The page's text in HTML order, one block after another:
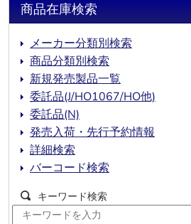
商品在庫検索
メーカー分類別検索
商品分類別検索
新規発売製品一覧
委託品(J/HO1067/HO他)
委託品(N)
発売入荷・先行予約情報
詳細検索
バーコード検索
キーワード検索